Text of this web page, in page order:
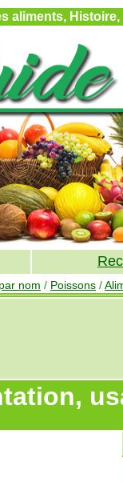
aliments,
nom / Poissons /